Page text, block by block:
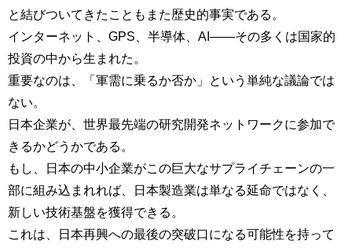
と結びついてきたこともまた歴史的事実である。
インターネット、GPS、半導体、AI――その多くは国家的
投資の中から生まれた。
重要なのは、「軍需に乗るか否か」という単純な議論では
ない。
日本企業が、世界最先端の研究開発ネットワークに参加で
きるかどうかである。
もし、日本の中小企業がこの巨大なサプライチェーンの一
部に組み込まれれば、日本製造業は単なる延命ではなく、
新しい技術基盤を獲得できる。
これは、日本再興への最後の突破口になる可能性を持って